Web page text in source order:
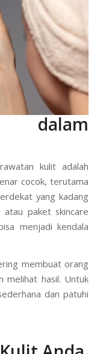
dalam
kulit adalah
cocok, terutama
yang kadang
atau paket skincare
menjadi kendala
membuat orang
melihat hasil. Untuk
dan patuhi